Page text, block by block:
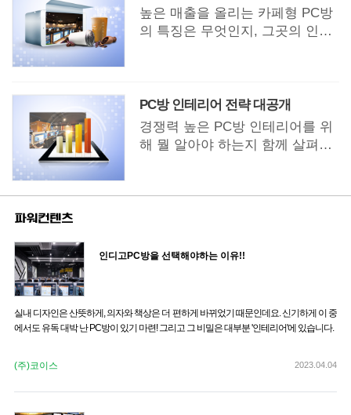
높은 매출을 올리는 카페형 PC방
의 특징은 무엇인지, 그곳의 인기
PC방 인테리어 전략 대공개
경쟁력 높은 PC방 인테리어를 위
해 뭘 알아야 하는지 함께 살펴보
인디고PC방을 선택해야하는 이유!!
실내 디자인은 산뜻하게, 의자와 책상은 더 편하게 바뀌었기 때문인데요. 신기하게 이 중
에서도 유독 대박 난 PC방이 있기 마련! 그리고 그 비밀은 대부분 '인테리어'에 있습니다.
(주)코이스 2023.04.04